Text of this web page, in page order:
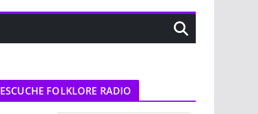
ESCUCHE FOLKLORE RADIO